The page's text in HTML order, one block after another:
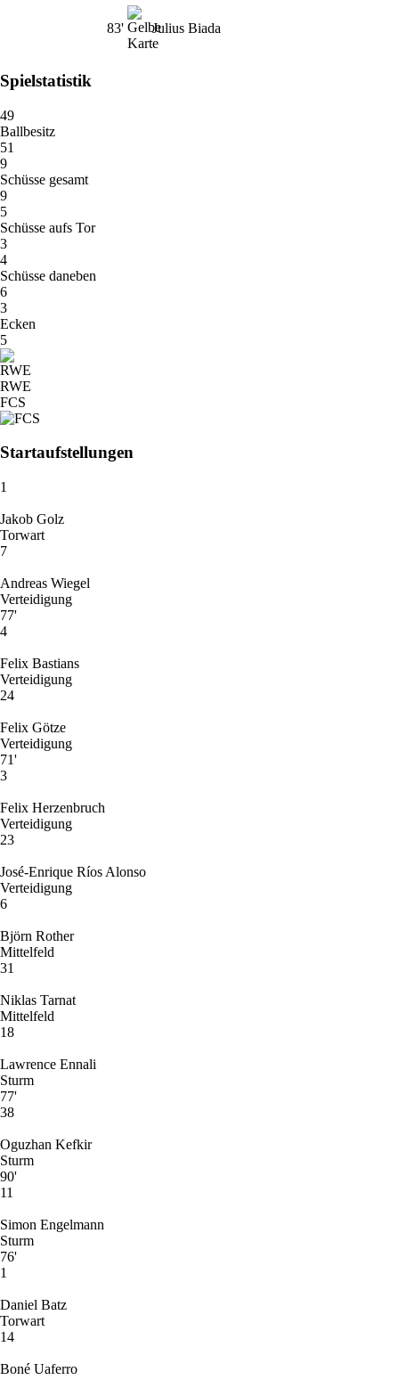
83' Julius Biada
Spielstatistik
49
Ballbesitz
51
9
Schüsse gesamt
9
5
Schüsse aufs Tor
3
4
Schüsse daneben
6
3
Ecken
5
RWE
FCS
Startaufstellungen
1
Jakob Golz
Torwart
7
Andreas Wiegel
Verteidigung
77'
4
Felix Bastians
Verteidigung
24
Felix Götze
Verteidigung
71'
3
Felix Herzenbruch
Verteidigung
23
José-Enrique Ríos Alonso
Verteidigung
6
Björn Rother
Mittelfeld
31
Niklas Tarnat
Mittelfeld
18
Lawrence Ennali
Sturm
77'
38
Oguzhan Kefkir
Sturm
90'
11
Simon Engelmann
Sturm
76'
1
Daniel Batz
Torwart
14
Boné Uaferro